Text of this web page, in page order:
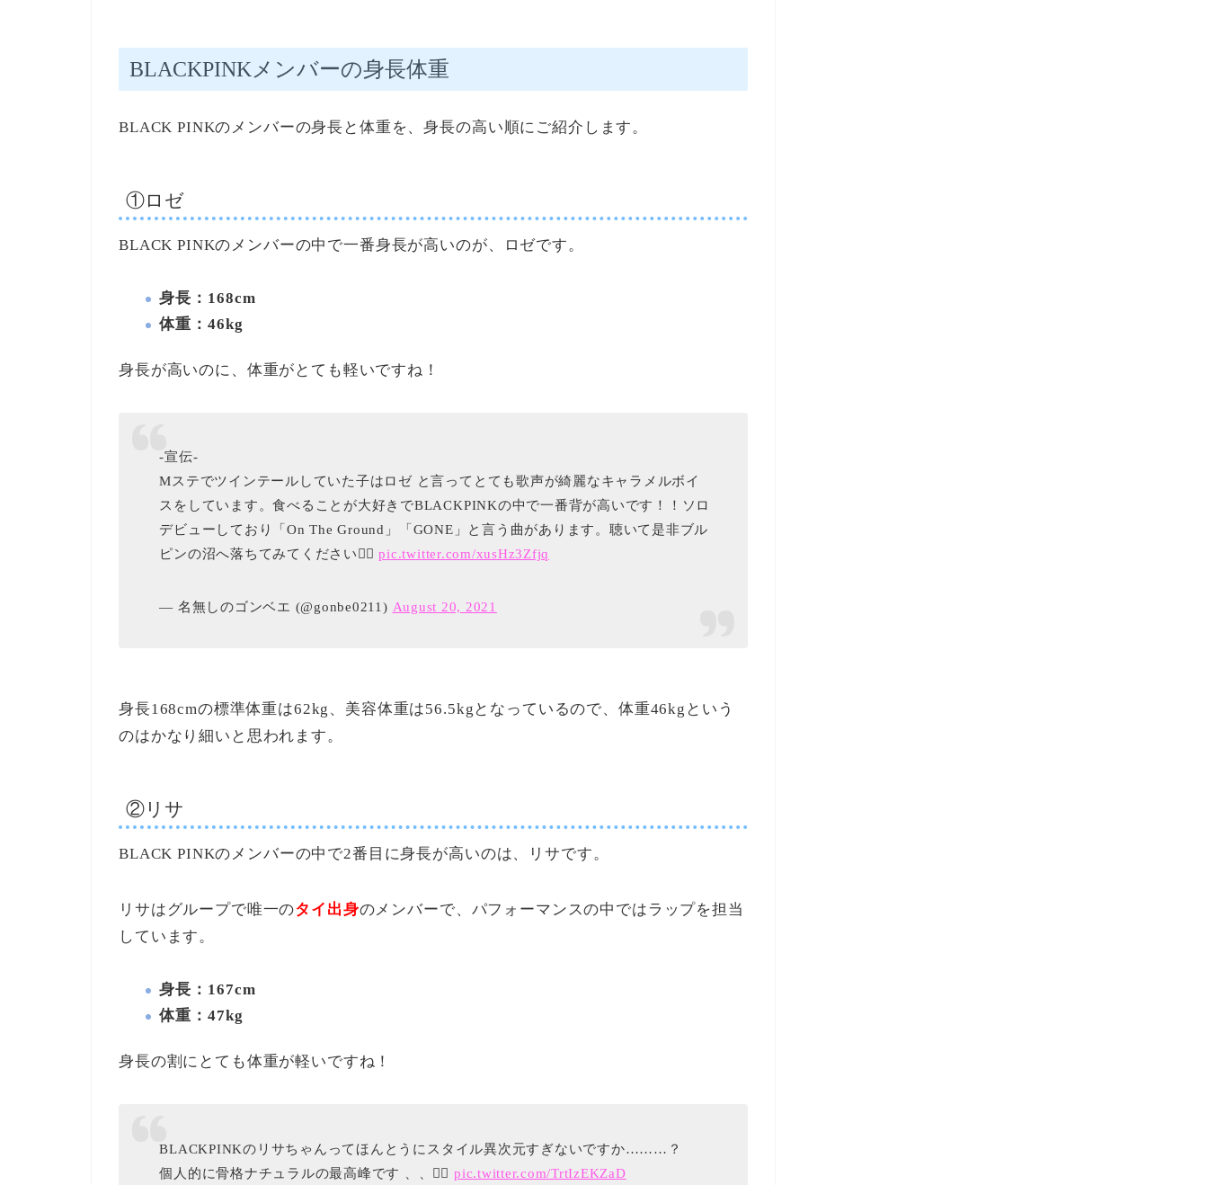
BLACKPINKメンバーの身長体重
BLACK PINKのメンバーの身長と体重を、身長の高い順にご紹介します。
①ロゼ
BLACK PINKのメンバーの中で一番身長が高いのが、ロゼです。
身長：168cm
体重：46kg
身長が高いのに、体重がとても軽いですね！
-宣伝-
Mステでツインテールしていた子はロゼ と言ってとても歌声が綺麗なキャラメルボイ
スをしています。食べることが大好きでBLACKPINKの中で一番背が高いです！！ソロ
デビューしており「On The Ground」「GONE」と言う曲があります。聴いて是非ブル
ピンの沼へ落ちてみてください❤️‍🔥pic.twitter.com/xusHz3Zfjq
— 名無しのゴンベエ (@gonbe0211) August 20, 2021
身長168cmの標準体重は62kg、美容体重は56.5kgとなっているので、体重46kgという
のはかなり細いと思われます。
②リサ
BLACK PINKのメンバーの中で2番目に身長が高いのは、リサです。
リサはグループで唯一のタイ出身のメンバーで、パフォーマンスの中ではラップを担当
しています。
身長：167cm
体重：47kg
身長の割にとても体重が軽いですね！
BLACKPINKのリサちゃんってほんとうにスタイル異次元すぎないですか………？
個人的に骨格ナチュラルの最高峰です 、、😮‍💨 pic.twitter.com/TrtIzEKZaD